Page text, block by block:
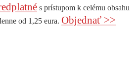
s prístupom k celému obsahu
od 1,25 eura. Objednať >>